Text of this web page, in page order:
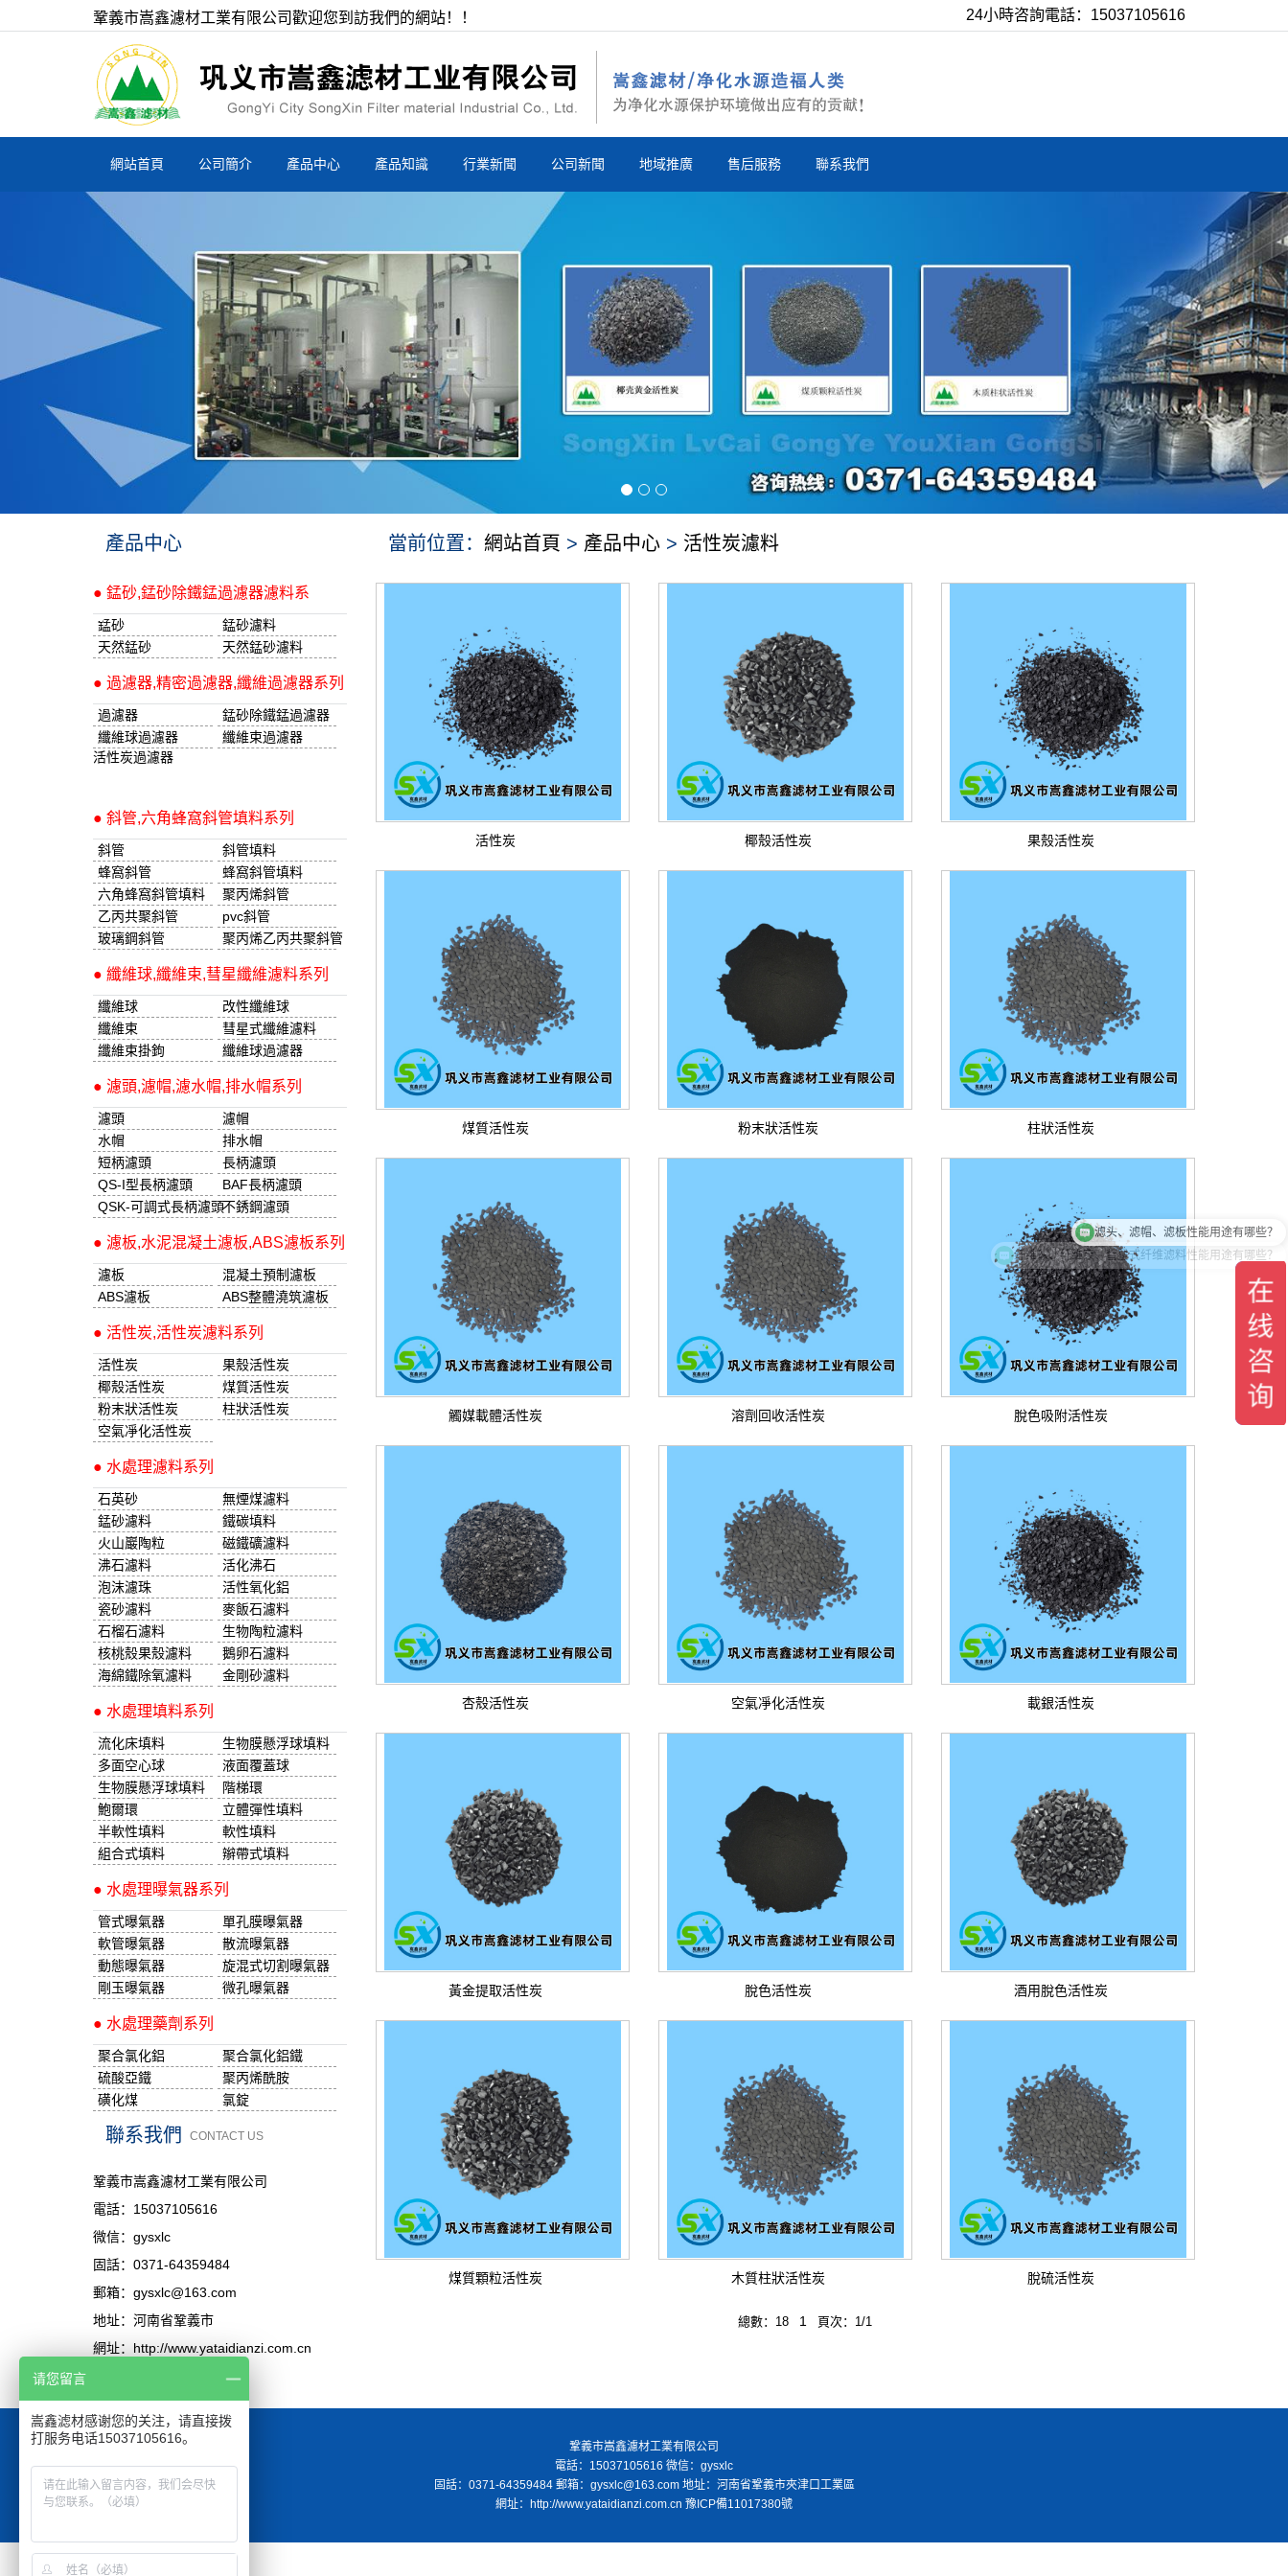
鞏義市嵩鑫濾材工業有限公司歡迎您到訪我們的網站！！ 24小時咨詢電話：15037105616
網站首頁 公司簡介 產品中心 產品知識 行業新聞 公司新聞 地域推廣 售后服務 聯系我們
當前位置： 網站首頁 > 產品中心 > 活性炭濾料
活性炭 椰殼活性炭 果殼活性炭
煤質活性炭 粉末狀活性炭 柱狀活性炭
觸媒載體活性炭 溶劑回收活性炭 脫色吸附活性炭
杏殼活性炭 空氣凈化活性炭 載銀活性炭
黃金提取活性炭 脫色活性炭 酒用脫色活性炭
煤質顆粒活性炭 木質柱狀活性炭 脫硫活性炭
總數：18 1 頁次：1/1
產品中心
● 錳砂,錳砂除鐵錳過濾器濾料系
錳砂
錳砂濾料
天然錳砂
天然錳砂濾料
● 過濾器,精密過濾器,纖維過濾器系列
過濾器
錳砂除鐵錳過濾器
纖維球過濾器
纖維束過濾器
活性炭過濾器
● 斜管,六角蜂窩斜管填料系列
斜管
斜管填料
蜂窩斜管
蜂窩斜管填料
六角蜂窩斜管填料
聚丙烯斜管
乙丙共聚斜管
pvc斜管
玻璃鋼斜管
聚丙烯乙丙共聚斜管
● 纖維球,纖維束,彗星纖維濾料系列
纖維球
改性纖維球
纖維束
彗星式纖維濾料
纖維束掛鉤
纖維球過濾器
● 濾頭,濾帽,濾水帽,排水帽系列
濾頭
濾帽
水帽
排水帽
短柄濾頭
長柄濾頭
QS-I型長柄濾頭
BAF長柄濾頭
QSK-可調式長柄濾頭不銹鋼濾頭
● 濾板,水泥混凝土濾板,ABS濾板系列
濾板
混凝土預制濾板
ABS濾板
ABS整體澆筑濾板
● 活性炭,活性炭濾料系列
活性炭
果殼活性炭
椰殼活性炭
煤質活性炭
粉末狀活性炭
柱狀活性炭
空氣凈化活性炭
● 水處理濾料系列
石英砂
無煙煤濾料
錳砂濾料
鐵碳填料
火山巖陶粒
磁鐵礦濾料
沸石濾料
活化沸石
泡沫濾珠
活性氧化鋁
瓷砂濾料
麥飯石濾料
石榴石濾料
生物陶粒濾料
核桃殼果殼濾料
鵝卵石濾料
海綿鐵除氧濾料
金剛砂濾料
● 水處理填料系列
流化床填料
生物膜懸浮球填料
多面空心球
液面覆蓋球
生物膜懸浮球填料
階梯環
鮑爾環
立體彈性填料
半軟性填料
軟性填料
組合式填料
辮帶式填料
● 水處理曝氣器系列
管式曝氣器
單孔膜曝氣器
軟管曝氣器
散流曝氣器
動態曝氣器
旋混式切割曝氣器
剛玉曝氣器
微孔曝氣器
● 水處理藥劑系列
聚合氯化鋁
聚合氯化鋁鐵
硫酸亞鐵
聚丙烯酰胺
磺化煤
氯錠
聯系我們 CONTACT US
鞏義市嵩鑫濾材工業有限公司
電話：15037105616
微信：gysxlc
固話：0371-64359484
郵箱：gysxlc@163.com
地址：河南省鞏義市
網址：http://www.yataidianzi.com.cn
鞏義市嵩鑫濾材工業有限公司
電話：15037105616 微信：gysxlc
固話：0371-64359484 郵箱：gysxlc@163.com 地址：河南省鞏義市夾津口工業區
網址：http://www.yataidianzi.com.cn 豫ICP備11017380號
纤维球、纤维束、彗星式纤维滤料性能用途有哪些？
请您留言
嵩鑫滤材感谢您的关注，请直接拨
打服务电话15037105616。